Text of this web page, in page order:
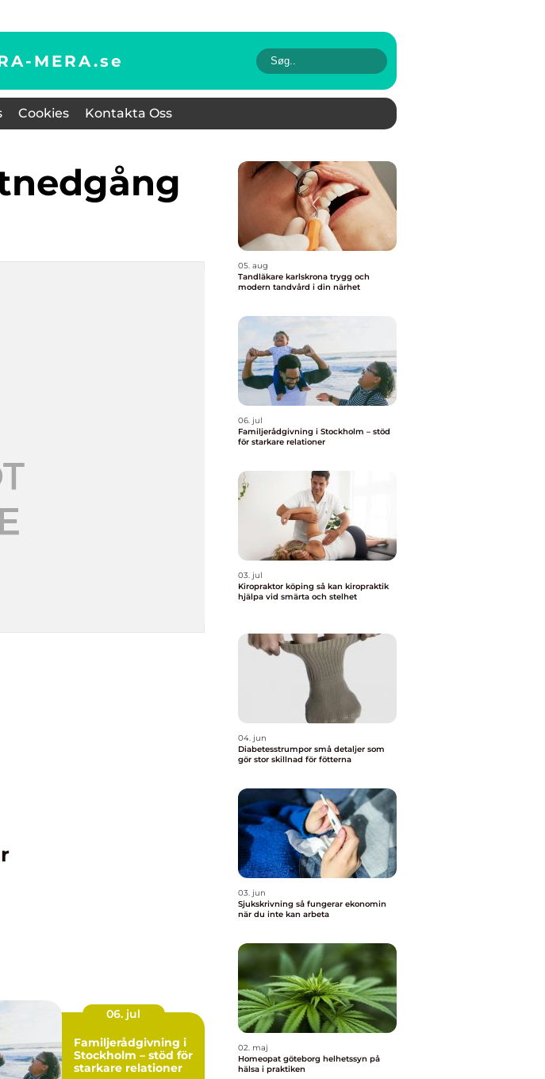
MERA.se
Cookies Kontakta Oss
06. jul
Familjerådgivning i
Stockholm – stöd för
starkare relationer
05. aug
Tandläkare karlskrona trygg och
modern tandvård i din närhet
06. jul
Familjerådgivning i Stockholm – stöd
för starkare relationer
03. jul
Kiropraktor köping så kan kiropraktik
hjälpa vid smärta och stelhet
04. jun
Diabetesstrumpor små detaljer som
gör stor skillnad för fötterna
03. jun
Sjukskrivning så fungerar ekonomin
när du inte kan arbeta
02. maj
Homeopat göteborg helhetssyn på
hälsa i praktiken